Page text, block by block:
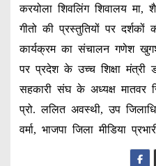
करयोला शिवलिंग शिवालय मा,
गीतो की प्रस्तुतियों पर दर्शकों
कार्यक्रम का संचालन गणेश
पर प्रदेश के उच्च शिक्षा मंत्री
सहकारी संघ के अध्यक्ष मातवर
प्रो. ललित अवस्थी, उप
वर्मा, भाजपा जिला मीडिया